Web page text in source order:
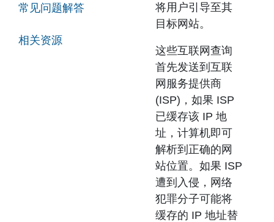
常见问题解答
相关资源
将用户引导至其
目标网站。
这些互联网查询
首先发送到互联
网服务提供商
(ISP)，如果 ISP
已缓存该 IP 地
址，计算机即可
解析到正确的网
站位置。如果 ISP
遭到入侵，网络
犯罪分子可能将
缓存的 IP 地址替